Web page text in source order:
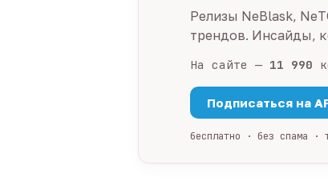
Релизы NeBlask,
трендов. Инсайды,
На сайте — 11 990
Подписаться на
бесплатно · без спама ·